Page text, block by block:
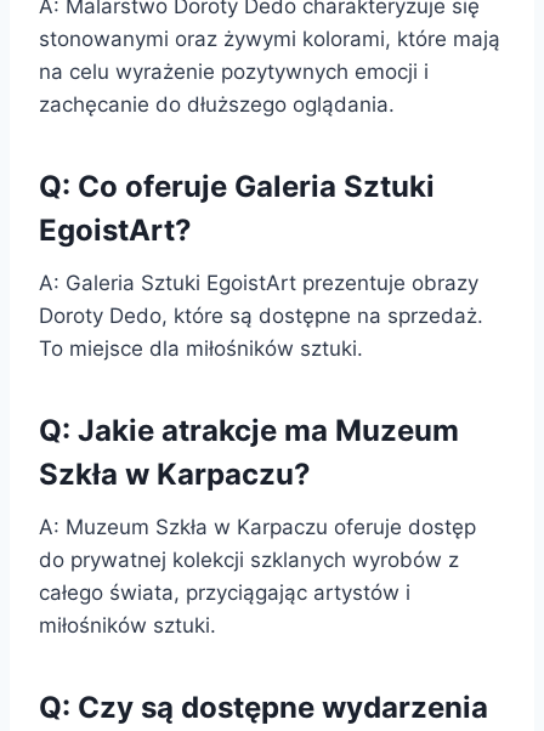
A: Malarstwo Doroty Dedo charakteryzuje się
stonowanymi oraz żywymi kolorami, które mają
na celu wyrażenie pozytywnych emocji i
zachęcanie do dłuższego oglądania.
Q: Co oferuje Galeria Sztuki
EgoistArt?
A: Galeria Sztuki EgoistArt prezentuje obrazy
Doroty Dedo, które są dostępne na sprzedaż.
To miejsce dla miłośników sztuki.
Q: Jakie atrakcje ma Muzeum
Szkła w Karpaczu?
A: Muzeum Szkła w Karpaczu oferuje dostęp
do prywatnej kolekcji szklanych wyrobów z
całego świata, przyciągając artystów i
miłośników sztuki.
Q: Czy są dostępne wydarzenia